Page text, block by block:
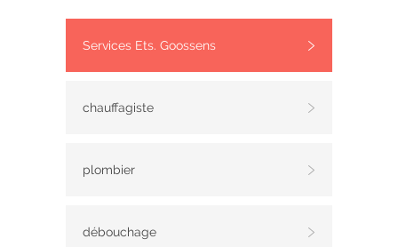
Services Ets. Goossens
chauffagiste
plombier
débouchage